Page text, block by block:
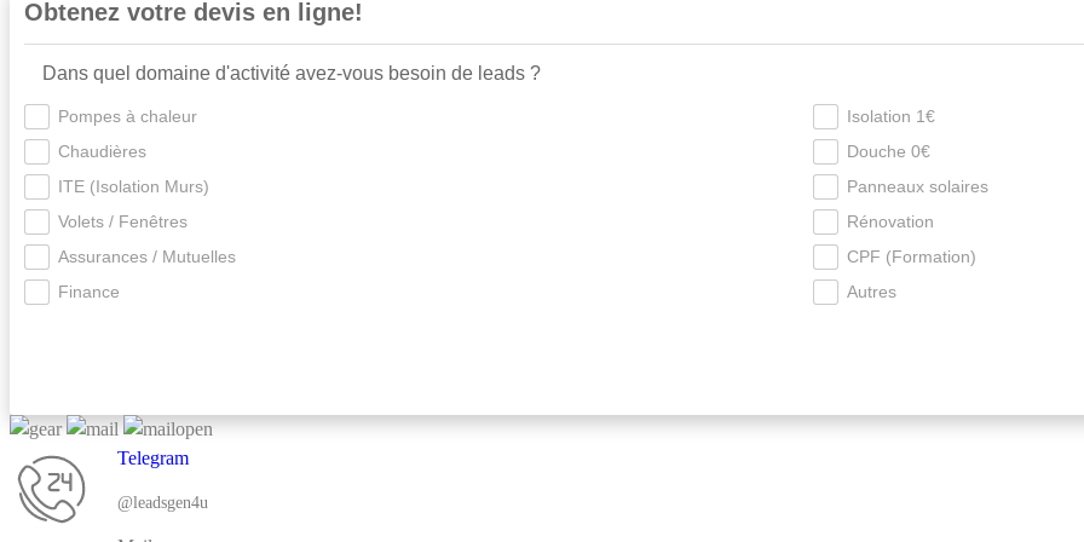
Obtenez votre devis en ligne!
Dans quel domaine d'activité avez-vous besoin de leads ?
Pompes à chaleur
Isolation 1€
Chaudières
Douche 0€
ITE (Isolation Murs)
Panneaux solaires
Volets / Fenêtres
Rénovation
Assurances / Mutuelles
CPF (Formation)
Finance
Autres
Telegram
@leadsgen4u